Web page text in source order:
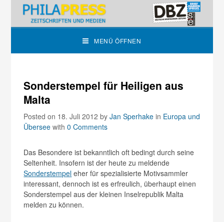
MENÜ ÖFFNEN
Sonderstempel für Heiligen aus
Malta
Posted on 18. Juli 2012byJan Sperhake in Europa und
Übersee with0 Comments
Das Besondere ist bekanntlich oft bedingt durch seine
Seltenheit. Insofern ist der heute zu meldende
Sonderstempel eher für spezialisierte Motivsammler
interessant, dennoch ist es erfreulich, überhaupt einen
Sonderstempel aus der kleinen Inselrepublik Malta
melden zu können.